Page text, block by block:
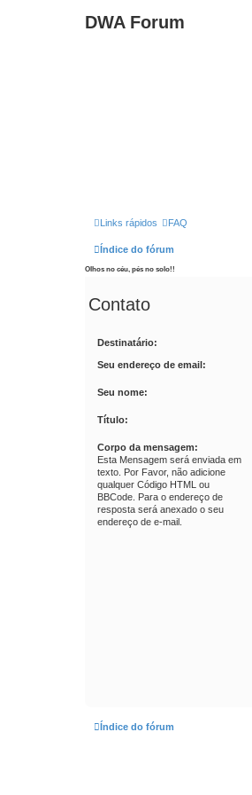
DWA Forum
Links rápidos FAQ
Índice do fórum
Olhos no céu, pés no solo!!
Contato
Destinatário:
Seu endereço de email:
Seu nome:
Título:
Corpo da mensagem:
Esta Mensagem será enviada em
texto. Por Favor, não adicione
qualquer Código HTML ou
BBCode. Para o endereço de
resposta será anexado o seu
endereço de e-mail.
Índice do fórum